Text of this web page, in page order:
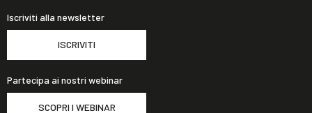
Iscriviti alla newsletter
ISCRIVITI
Partecipa ai nostri webinar
SCOPRI I WEBINAR